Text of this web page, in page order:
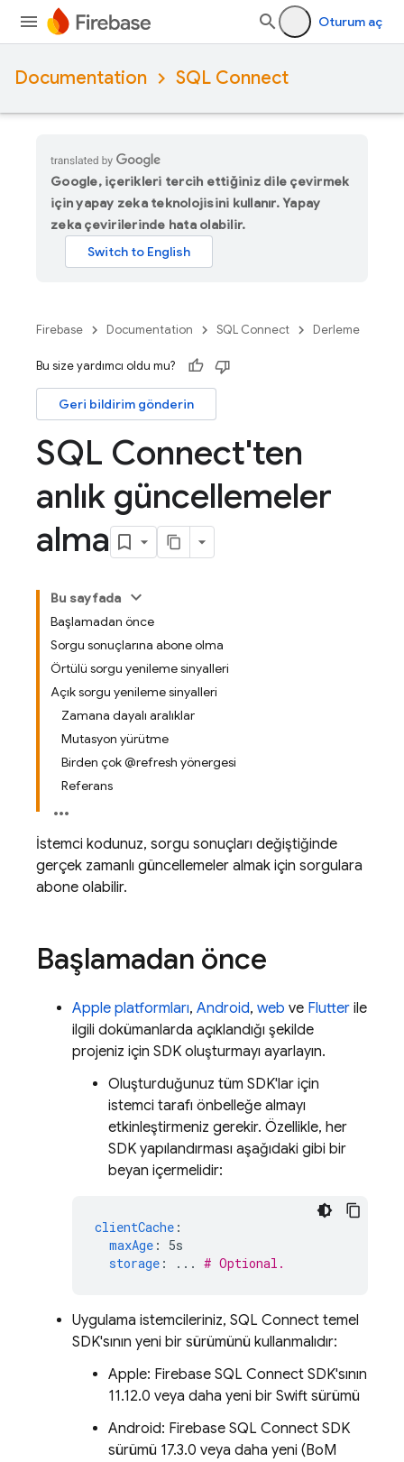
Oturum aç
Documentation SQL Connect
Google, içerikleri tercih ettiğiniz dile çevirmek
için yapay zeka teknolojisini kullanır. Yapay
zeka çevirilerinde hata olabilir.
Firebase Documentation SQL Connect Derleme
Bu size yardımcı oldu mu?
Geri bildirim gönderin
SQL Connect'ten
anlık güncellemeler
alma
Bu sayfada
Başlamadan önce
Sorgu sonuçlarına abone olma
Örtülü sorgu yenileme sinyalleri
Açık sorgu yenileme sinyalleri
Zamana dayalı aralıklar
Mutasyon yürütme
Birden çok @refresh yönergesi
Referans
İstemci kodunuz, sorgu sonuçları değiştiğinde
gerçek zamanlı güncellemeler almak için sorgulara
abone olabilir.
Başlamadan önce
Apple platformları, Android, web ve Flutter ile
ilgili dokümanlarda açıklandığı şekilde
projeniz için SDK oluşturmayı ayarlayın.
Oluşturduğunuz tüm SDK'lar için
istemci tarafı önbelleğe almayı
etkinleştirmeniz gerekir. Özellikle, her
SDK yapılandırması aşağıdaki gibi bir
beyan içermelidir:
clientCache :
maxAge :
5s
storage : ... # Optional.
Uygulama istemcileriniz, SQL Connect temel
SDK'sının yeni bir sürümünü kullanmalıdır:
Apple: Firebase SQL Connect SDK'sının
11.12.0 veya daha yeni bir Swift sürümü
Android: Firebase SQL Connect SDK
sürümü 17.3.0 veya daha yeni (BoM